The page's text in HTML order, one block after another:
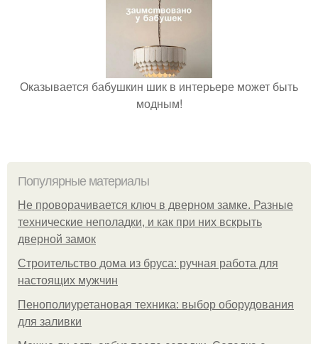
Оказывается бабушкин шик в интерьере может быть
модным!
Популярные материалы
Не проворачивается ключ в дверном замке. Разные
технические неполадки, и как при них вскрыть
дверной замок
Строительство дома из бруса: ручная работа для
настоящих мужчин
Пенополиуретановая техника: выбор оборудования
для заливки